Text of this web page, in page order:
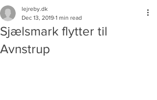
Sjælsmark flytter til
Avnstrup
lejreby.dk
Dec 13, 2019 1 min read